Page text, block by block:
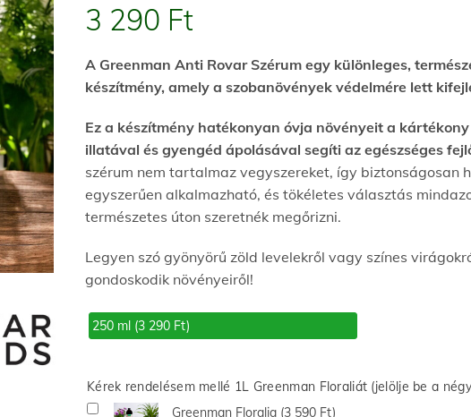
3 290 Ft
A Greenman Anti Rovar Szérum egy különleges,
készítmény, amely a szobanövények védelmére lett
Ez a készítmény hatékonyan óvja növényeit a
illatával és gyengéd ápolásával segíti az egészséges
szérum nem tartalmaz vegyszereket, így biztonságosan
egyszerűen alkalmazható, és tökéletes választás
természetes úton szeretnék megőrizni.
Legyen szó gyönyörű zöld levelekről vagy színes
gondoskodik növényeiről!
250 ml (3 290 Ft)
Kérek rendelésem mellé 1L Greenman Floraliát (jelölje be a
Greenman Floralia (3 590 Ft)